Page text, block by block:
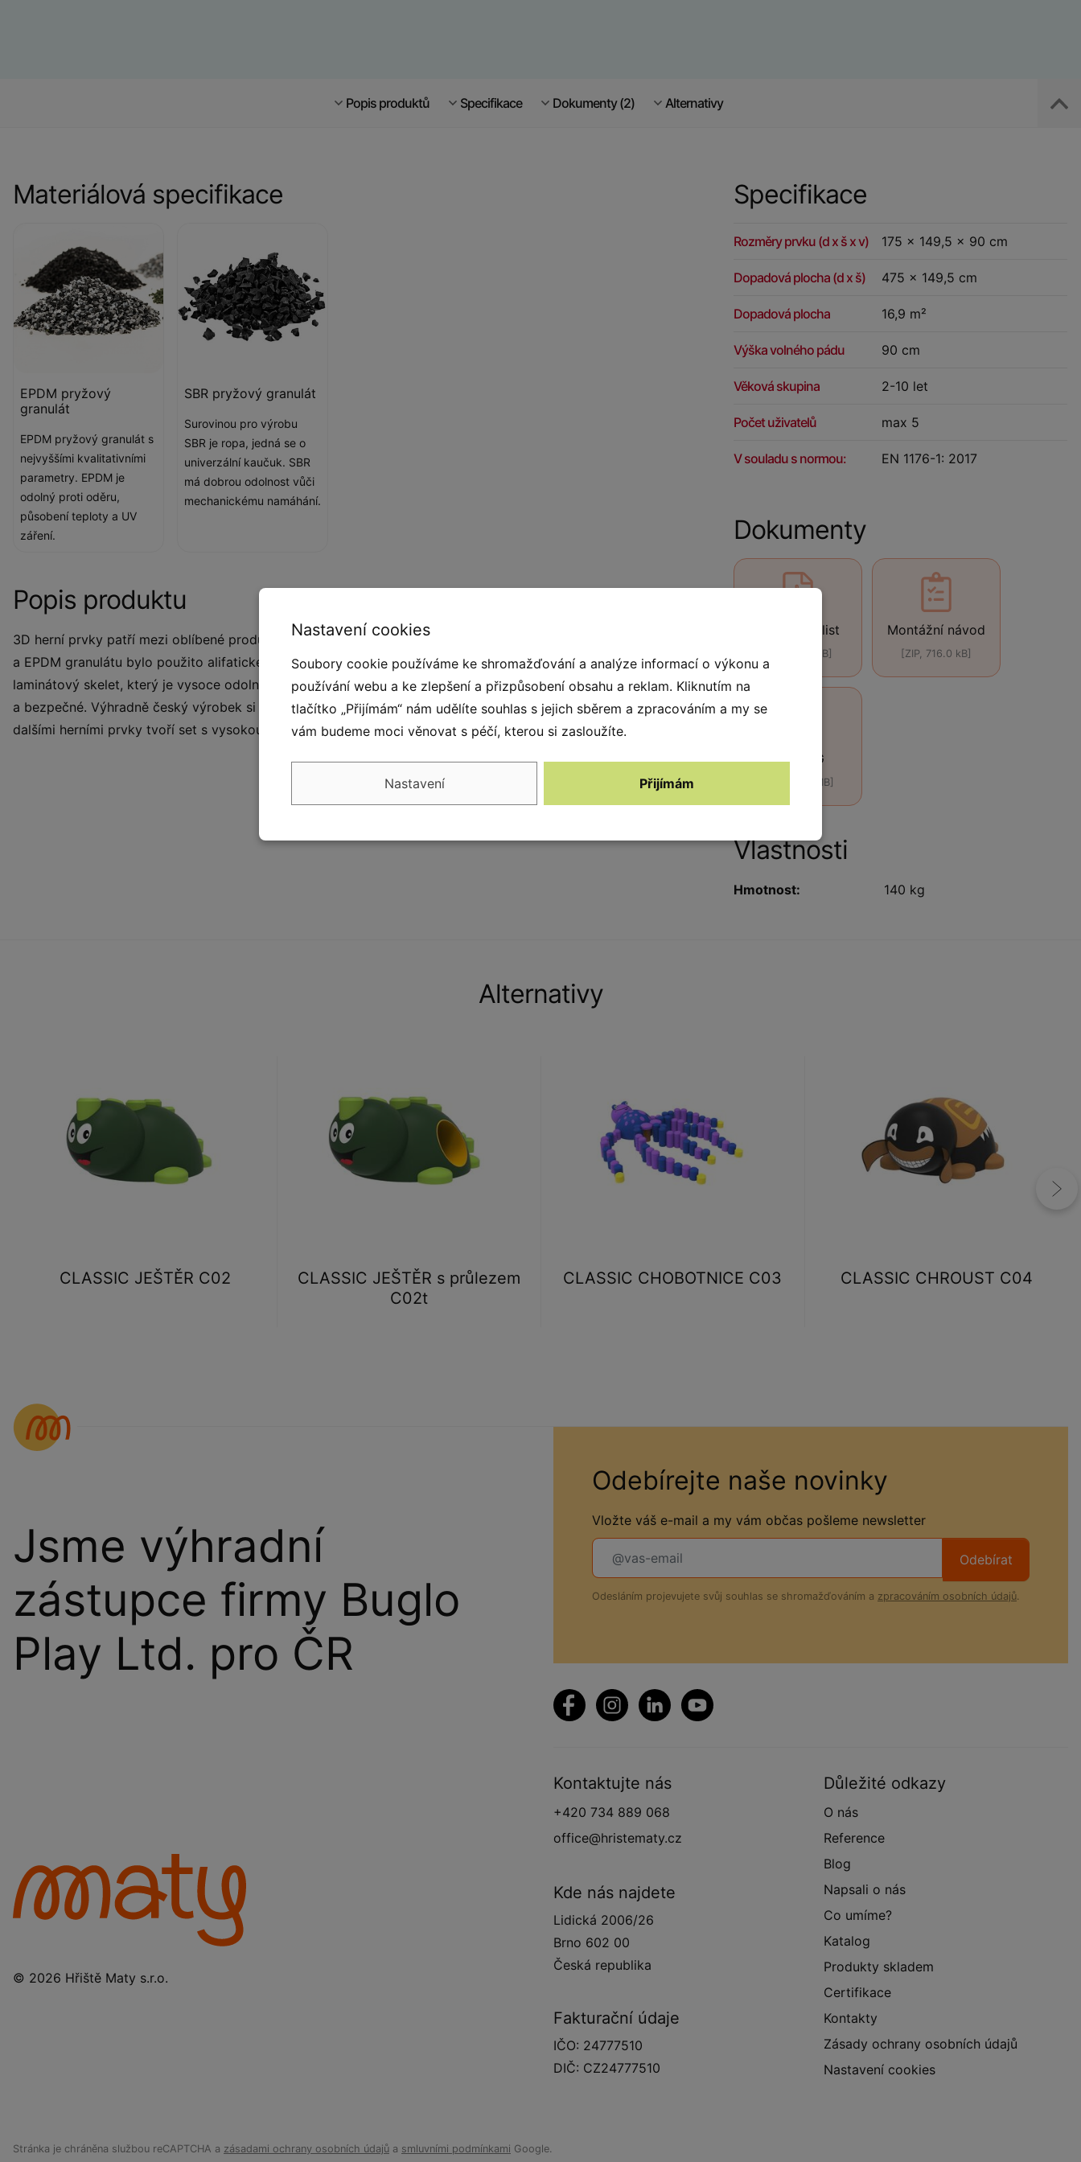
Popis produktů Specifikace Dokumenty (2) Alternativy
Specifikace
Rozměry prvku (d x š x v) 175 x 149,5 x 90 cm
Dopadová plocha (d x š) 475 x 149,5 cm
Dopadová plocha 16,9 m²
Výška volného pádu 90 cm
Věková skupina 2-10 let
Počet uživatelů max 5
V souladu s normou: EN 1176-1: 2017
Dokumenty
Technický list
[PDF, 440 kB]
Montážní návod
[ZIP, 716.0 kB]
3D DWG
[DWG, 1.2 MB]
Vlastnosti
Hmotnost: 140 kg
Materiálová specifikace
EPDM pryžový
granulát
EPDM pryžový granulát s
nejvyššími kvalitativními
parametry. EPDM je
odolný proti oděru,
působení teploty a UV
záření.
SBR pryžový granulát
Surovinou pro výrobu
SBR je ropa, jedná se o
univerzální kaučuk. SBR
má dobrou odolnost vůči
mechanickému namáhání.
Popis produktu
3D herní prvky patří mezi oblíbené produkty vyráběné z kvalitního pryžového granulátu. Pro spojení SBR
a EPDM granulátu bylo použito alifatické pojivo ( polyuretanová pryskyřice ). Konstrukci prvku tvoří
laminátový skelet, který je vysoce odolný a pevný. 3D prvky díky svému povrchu nekloužou, jsou stabilní
a bezpečné. Výhradně český výrobek si našel cestu k dětem díky přitažlivému konceptu a společně s
dalšími herními prvky tvoří set s vysokou přidanou hodnotou.
Alternativy
CLASSIC JEŠTĚR C02
CLASSIC JEŠTĚR s průlezem
C02t
CLASSIC CHOBOTNICE C03 CLASSIC CHROUST C04
Jsme výhradní
zástupce firmy Buglo
Play Ltd. pro ČR
Odebírejte naše novinky
Vložte váš e-mail a my vám občas pošleme newsletter
Odebírat
Odesláním projevujete svůj souhlas se shromažďováním a zpracováním osobních údajů.
Kontaktujte nás
+420 734 889 068
office@hristematy.cz
Kde nás najdete
Lidická 2006/26
Brno 602 00
Česká republika
Fakturační údaje
IČO: 24777510
DIČ: CZ24777510
Důležité odkazy
O nás
Reference
Blog
Napsali o nás
Co umíme?
Katalog
Produkty skladem
Certifikace
Kontakty
Zásady ochrany osobních údajů
Nastavení cookies
© 2026 Hřiště Maty s.r.o.
Stránka je chráněna službou reCAPTCHA a zásadami ochrany osobních údajů a smluvními podmínkami Google.
Nastavení cookies
Soubory cookie používáme ke shromažďování a analýze informací o výkonu a
používání webu a ke zlepšení a přizpůsobení obsahu a reklam. Kliknutím na
tlačítko „Přijímám“ nám udělíte souhlas s jejich sběrem a zpracováním a my se
vám budeme moci věnovat s péčí, kterou si zasloužíte.
Nastavení Přijímám